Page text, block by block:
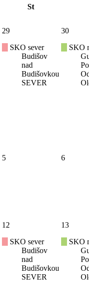
St
29
SKO sever
Budišov
nad
Budišovkou
SEVER
30
SKO
5 6
12
SKO sever
Budišov
nad
Budišovkou
SEVER
13
SKO